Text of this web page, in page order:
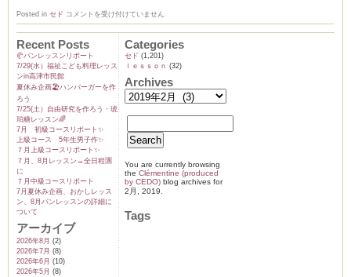
Posted in セド 1
初
級
レ
ッ
ス
＆
月
レ
ス
ン
の
レ
ー
ト
♪
は
コメントを受け付けていません
Recent Posts
🥐パンレッスンリポート
7/29(水）福祉こども料理レッス
ンin高津市民館
夏休み企画🏖️ハンバーガーを作
ろう
7/25(土）自由研究を作ろう・琥
珀糖レッスン🌈
7月 初級コースリポート✨️
上級コース 5年生男子作✨️
７月上級コースリポート✨️
７月、8月レッスン→全日程🈵
に
７月中級コースリポート
7月夏休み企画、おかしレッス
ン、8月パンレッスンの詳細に
ついて
アーカイブ
2026年8月 (2)
2026年7月 (8)
2026年6月 (10)
2026年5月 (8)
Categories
セド (1,201)
ｌｅｓｓｏｎ (32)
Archives
You are currently browsing
the Clémentine (produced
by CEDO)blog archives for
2月, 2019.
Tags